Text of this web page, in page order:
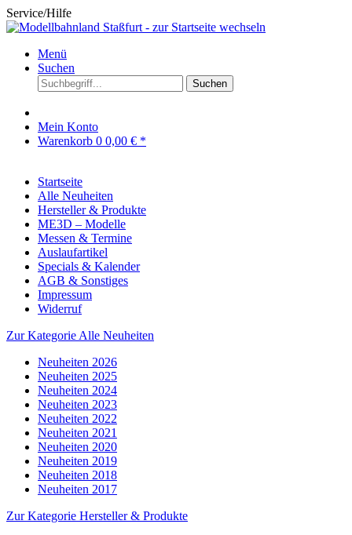
Service/Hilfe
Menü
Suchen
Suchen
Mein Konto
Warenkorb 0 0,00 € *
Startseite
Alle Neuheiten
Hersteller & Produkte
ME3D – Modelle
Messen & Termine
Auslaufartikel
Specials & Kalender
AGB & Sonstiges
Impressum
Widerruf
Zur Kategorie Alle Neuheiten
Neuheiten 2026
Neuheiten 2025
Neuheiten 2024
Neuheiten 2023
Neuheiten 2022
Neuheiten 2021
Neuheiten 2020
Neuheiten 2019
Neuheiten 2018
Neuheiten 2017
Zur Kategorie Hersteller & Produkte